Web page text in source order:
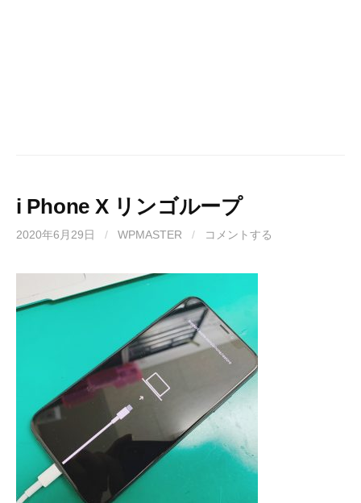
i Phone X リンゴループ
2020年6月29日 / WPMASTER / コメントする